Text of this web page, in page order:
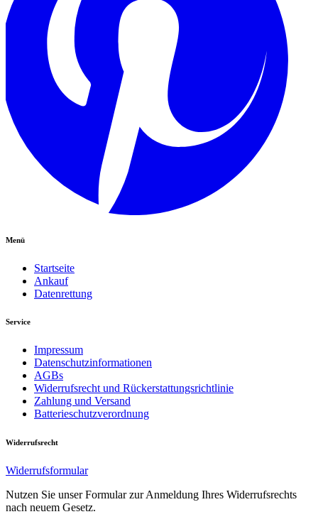
Menü
Startseite
Ankauf
Datenrettung
Service
Impressum
Datenschutzinformationen
AGBs
Widerrufsrecht und Rückerstattungsrichtlinie
Zahlung und Versand
Batterieschutzverordnung
Widerrufsrecht
Widerrufsformular
Nutzen Sie unser Formular zur Anmeldung Ihres Widerrufsrechts
nach neuem Gesetz.